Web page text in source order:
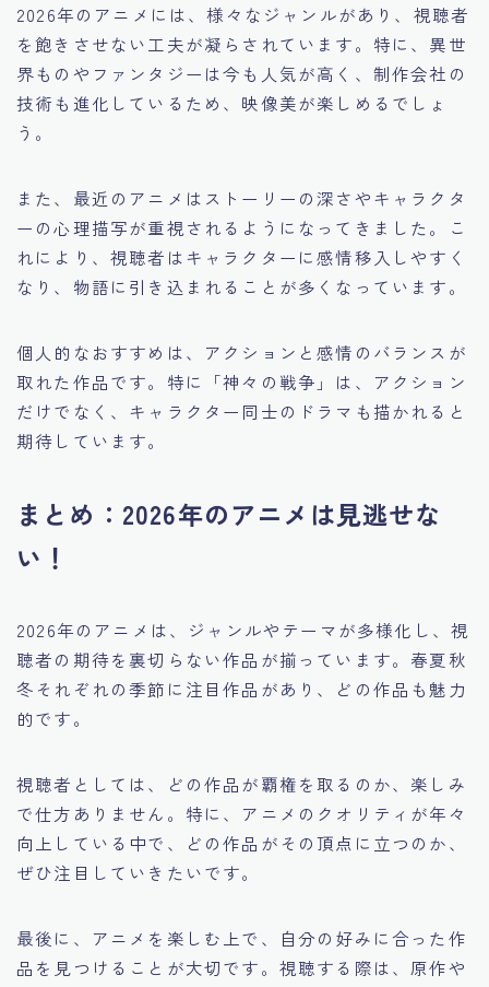
2026年のアニメには、様々なジャンルがあり、視聴者
を飽きさせない工夫が凝らされています。特に、異世
界ものやファンタジーは今も人気が高く、制作会社の
技術も進化しているため、映像美が楽しめるでしょ
う。
また、最近のアニメはストーリーの深さやキャラクタ
ーの心理描写が重視されるようになってきました。こ
れにより、視聴者はキャラクターに感情移入しやすく
なり、物語に引き込まれることが多くなっています。
個人的なおすすめは、アクションと感情のバランスが
取れた作品です。特に「神々の戦争」は、アクション
だけでなく、キャラクター同士のドラマも描かれると
期待しています。
まとめ：2026年のアニメは見逃せな
い！
2026年のアニメは、ジャンルやテーマが多様化し、視
聴者の期待を裏切らない作品が揃っています。春夏秋
冬それぞれの季節に注目作品があり、どの作品も魅力
的です。
視聴者としては、どの作品が覇権を取るのか、楽しみ
で仕方ありません。特に、アニメのクオリティが年々
向上している中で、どの作品がその頂点に立つのか、
ぜひ注目していきたいです。
最後に、アニメを楽しむ上で、自分の好みに合った作
品を見つけることが大切です。視聴する際は、原作や